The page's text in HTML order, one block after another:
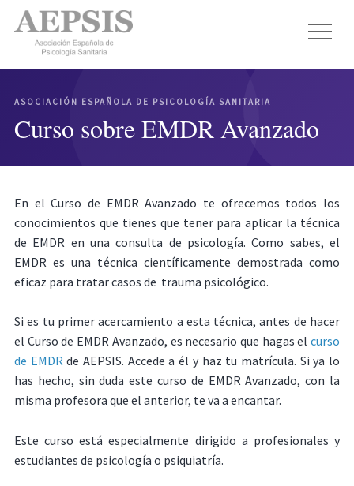
ASOCIACIÓN ESPAÑOLA DE PSICOLOGÍA SANITARIA
Curso sobre EMDR Avanzado
En el Curso de EMDR Avanzado te ofrecemos todos los
conocimientos que tienes que tener para aplicar la técnica
de EMDR en una consulta de psicología. Como sabes, el
EMDR es una técnica científicamente demostrada como
eficaz para tratar casos de trauma psicológico.
Si es tu primer acercamiento a esta técnica, antes de hacer
el Curso de EMDR Avanzado, es necesario que hagas elcurso
de EMDRde AEPSIS. Accede a él y haz tu matrícula. Si ya lo
has hecho, sin duda este curso de EMDR Avanzado, con la
misma profesora que el anterior, te va a encantar.
Este curso está especialmente dirigido a profesionales y
estudiantes de psicología o psiquiatría.